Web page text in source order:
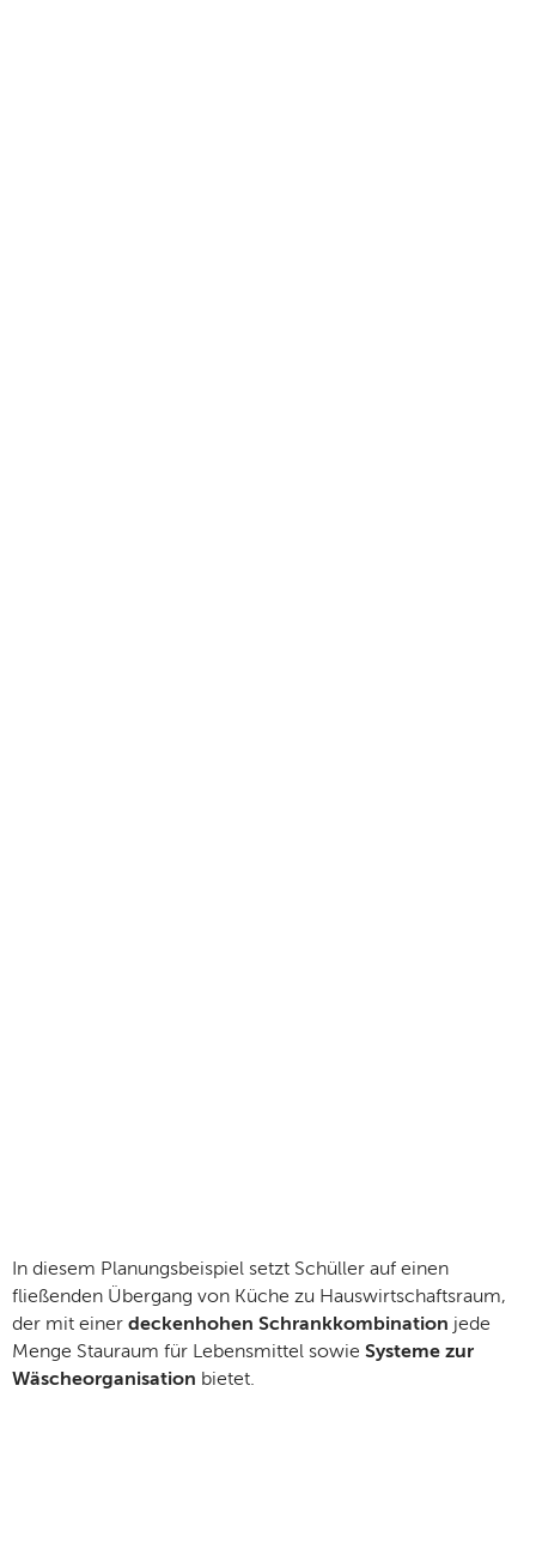
In diesem Planungsbeispiel setzt Schüller auf einen
fließenden Übergang von Küche zu Hauswirtschaftsraum,
der mit einer deckenhohen Schrankkombination jede
Menge Stauraum für Lebensmittel sowie Systeme zur
Wäscheorganisation bietet.